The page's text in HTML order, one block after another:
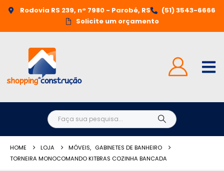
Rodovia RS 239, n° 7980 - Parobé, RS
(51) 3543-6666
Solicite um orçamento
HOME LOJA MÓVEIS, GABINETES DE BANHEIRO
TORNEIRA MONOCOMANDO KITBRAS COZINHA BANCADA